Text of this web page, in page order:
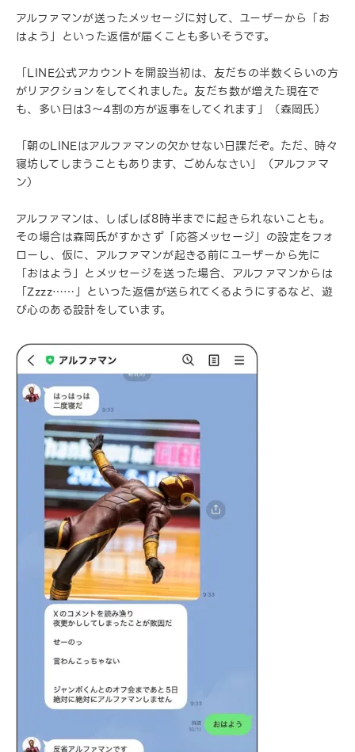
アルファマンが送ったメッセージに対して、ユーザーから「お
はよう」といった返信が届くことも多いそうです。
「LINE公式アカウントを開設当初は、友だちの半数くらいの方
がリアクションをしてくれました。友だち数が増えた現在で
も、多い日は3〜4割の方が返事をしてくれます」（森岡氏）
「朝のLINEはアルファマンの欠かせない日課だぞ。ただ、時々
寝坊してしまうこともあります、ごめんなさい」（アルファマ
ン）
アルファマンは、しばしば8時半までに起きられないことも。
その場合は森岡氏がすかさず「応答メッセージ」の設定をフォ
ローし、仮に、アルファマンが起きる前にユーザーから先に
「おはよう」とメッセージを送った場合、アルファマンからは
「Zzzz……」といった返信が送られてくるようにするなど、遊
び心のある設計をしています。